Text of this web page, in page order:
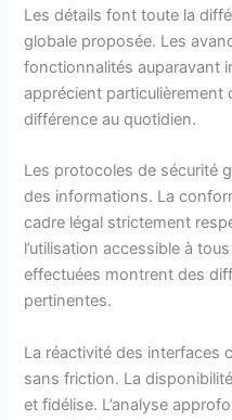
Les détails font toute la
globale proposée. Les
fonctionnalités auparavant
apprécient particulièrement
différence au quotidien.
Les protocoles de sécurité
des informations. La
cadre légal strictement
l’utilisation accessible à
effectuées montrent des
pertinentes.
La réactivité des interfaces
sans friction. La
et fidélise. L’analyse